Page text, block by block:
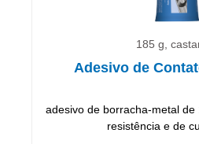
185 g,
Adesivo de
adesivo de borracha-metal
resistência e de